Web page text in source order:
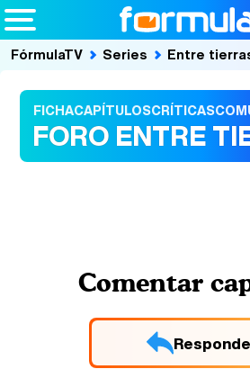
FórmulaTV Series Entre
FICHACAPÍTULOSCRÍTICAS
FORO ENTRE
Comentar